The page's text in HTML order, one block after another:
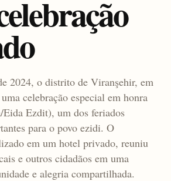
2024, o distrito de Viranşehir, em
celebração especial em honra
Ezdit), um dos feriados
para o povo ezidi. O
em um hotel privado, reuniu
e outros cidadãos em uma
e alegria compartilhada.